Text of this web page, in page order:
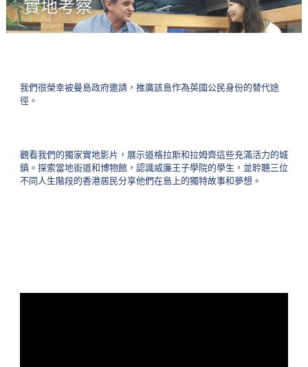
我們很榮幸被曼島政府邀請，推廣該島作為英國公民身份的替代途
徑。
觀看我們的獨家實地影片，展示道格拉斯和拉姆齊這些充滿活力的城
鎮。探索當地街道和博物館，認識威廉王子學院的學生，並聆聽三位
不同人生階段的香港居民分享他們在島上的獨特故事和夢想。